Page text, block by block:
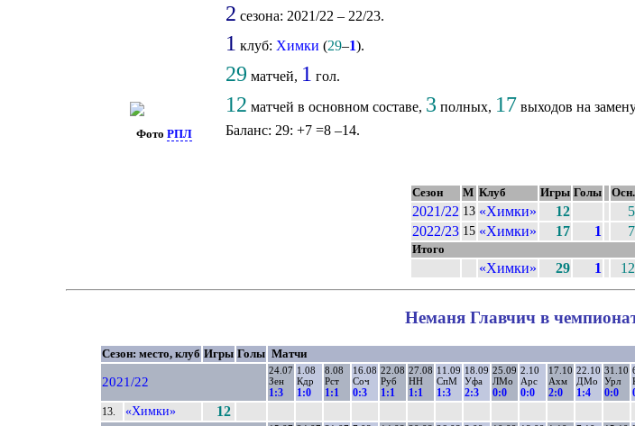
ФотоРПЛ
2 сезона: 2021/22 – 22/23.
1 клуб: Химки (29–1).
29 матчей, 1 гол.
12 матчей в основном составе, 3 полных, 17 выходов на
Баланс: 29: +7 =8 –14.
Сезон М Клуб Игры Голы Осн.
2021/22 13 «Химки» 12 5
2022/23 15 «Химки» 17 1 7
Итого
«Химки» 29 1 12
Неманя Главчич в
Сезон: место, клуб Игры Голы Матчи
2021/22
24.07
Зен
1:3
1.08
Кдр
1:0
8.08
Рст
1:1
16.08
Соч
0:3
22.08
Руб
1:1
27.08
НН
1:1
11.09
СпМ
1:3
18.09
Уфа
2:3
25.09
ЛМо
0:0
2.10
Арс
0:0
17.10
Ахм
2:0
22.10
ДМо
1:4
31.10
Урл
0:0
13. «Химки» 12